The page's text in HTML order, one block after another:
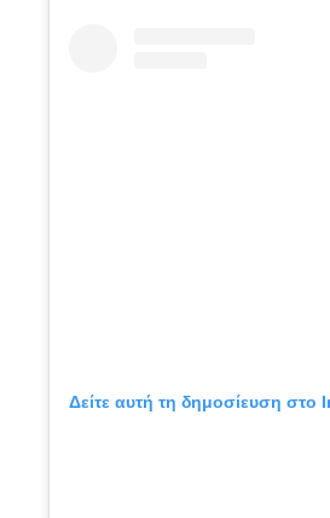
Δείτε αυτή τη δημοσίευση στο